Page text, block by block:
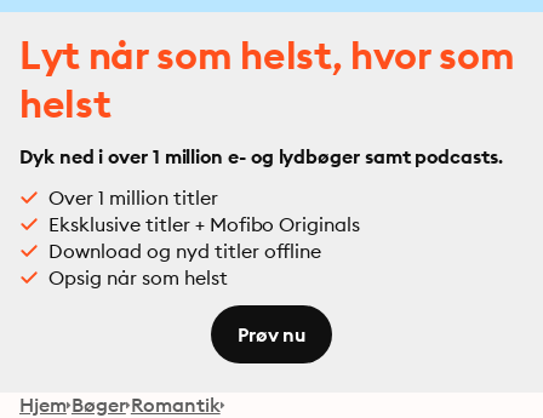
Lyt når som helst, hvor som
helst
Dyk ned i over 1 million e- og lydbøger samt podcasts.
Over 1 million titler
Eksklusive titler + Mofibo Originals
Download og nyd titler offline
Opsig når som helst
Prøv nu
Hjem Bøger Romantik